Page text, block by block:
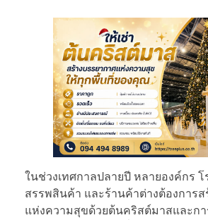
ในช่วงเทศกาลปลายปี หลายองค์กร โ
สรรพสินค้า และร้านค้าต่างต้องการส
แห่งความสุขด้วยต้นคริสต์มาสและก